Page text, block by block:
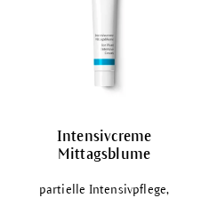
Intensivcreme
Mittagsblume
partielle Intensivpflege,